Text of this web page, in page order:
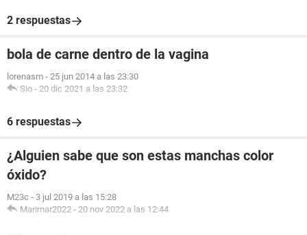
2 respuestas
bola de carne dentro de la vagina
lorenasm - 25 jun 2014 a las 23:30
Sio - 20 dic 2021 a las 23:32
6 respuestas
¿Alguien sabe que son estas manchas color
óxido?
M23c - 3 jul 2019 a las 15:28
Marimar2022 - 20 nov 2022 a las 12:44